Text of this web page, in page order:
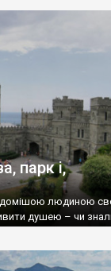
парк і,
людиною
душею – чи